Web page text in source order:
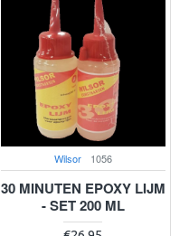
Wilsor 1056
30 MINUTEN EPOXY LIJM
- SET 200 ML